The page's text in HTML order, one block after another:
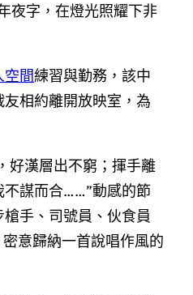
夜字，在燈光照耀下非
空間練習與勤務，該中
相約離開放映室，為
，好漢層出不窮；揮手離
不謀而合……”動感的節
手、司號員、伙食員
意歸納一首說唱作風的